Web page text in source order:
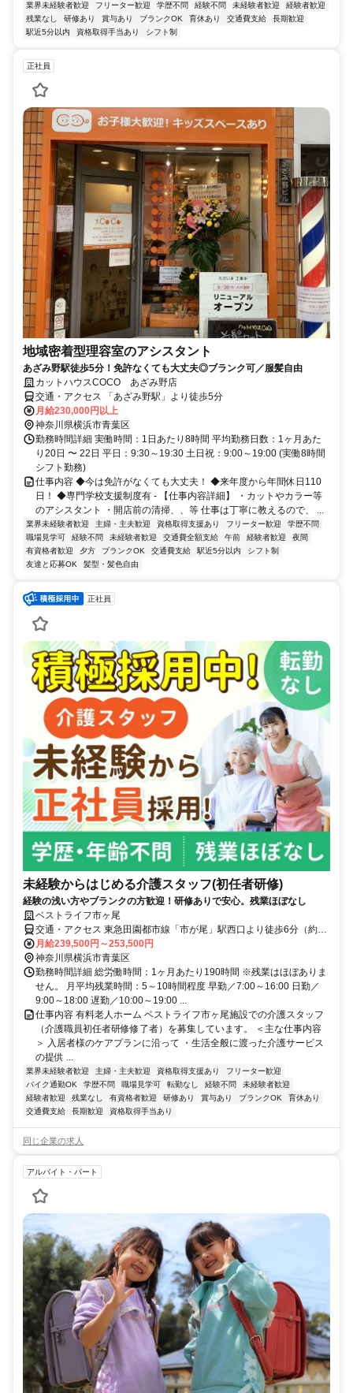
業界未経験者歓迎 フリーター歓迎 学歴不問 経験不問 未経験者歓迎
経験者歓迎
残業なし
研修あり 賞与あり ブランクOK 育休あり 交通費支給
長期歓迎
駅近5分以内
資格取得手当あり シフト制
正社員
地域密着型理容室のアシスタント
あざみ野駅徒歩5分！免許なくても大丈夫◎ブランク可／服髪自由
カットハウスCOCO あざみ野店
交通・アクセス 「あざみ野駅」より徒歩5分
月給230,000円以上
神奈川県横浜市青葉区
勤務時間詳細 実働時間：1日あたり8時間 平均勤務日数：1ヶ月あた
り20日 〜 22日 平日：9:30～19:30 土日祝：9:00～19:00 (実働8時間
シフト勤務)
仕事内容 ◆今は免許がなくても大丈夫！ ◆来年度から年間休日110
日！ ◆専門学校支援制度有 - 【仕事内容詳細】 ・カットやカラー等
のアシスタント ・開店前の清掃、、等 仕事は丁寧に教えるので、 ...
業界未経験者歓迎 主婦・主夫歓迎 資格取得支援あり フリーター歓迎
学歴不問
職場見学可
経験不問 未経験者歓迎 交通費全額支給 午前 経験者歓迎
夜間
有資格者歓迎
夕方 ブランクOK 交通費支給 駅近5分以内
シフト制
友達と応募OK
髪型・髪色自由
正社員
未経験からはじめる介護スタッフ(初任者研修)
経験の浅い方やブランクの方歓迎！研修ありで安心。残業ほぼなし
ベストライフ市ヶ尾
交通・アクセス 東急田園都市線「市が尾」駅西口より徒歩6分（約
480m）
月給239,500円～253,500円
神奈川県横浜市青葉区
勤務時間詳細 総労働時間：1ヶ月あたり190時間 ※残業はほぼありま
せん。 月平均残業時間：5～10時間程度 早勤／7:00～16:00 日勤／
9:00～18:00 遅勤／10:00～19:00 ...
仕事内容 有料老人ホーム ベストライフ市ヶ尾施設での介護スタッフ
（介護職員初任者研修修了者）を募集しています。 ＜主な仕事内容
＞ 入居者様のケアプランに沿って ・生活全般に渡った介護サービス
の提供 ...
業界未経験者歓迎 主婦・主夫歓迎 資格取得支援あり
フリーター歓迎
バイク通勤OK
学歴不問 職場見学可 転勤なし 経験不問
未経験者歓迎
経験者歓迎
残業なし 有資格者歓迎 研修あり 賞与あり ブランクOK
育休あり
交通費支給
長期歓迎 資格取得手当あり
同じ企業の求人
アルバイト・パート